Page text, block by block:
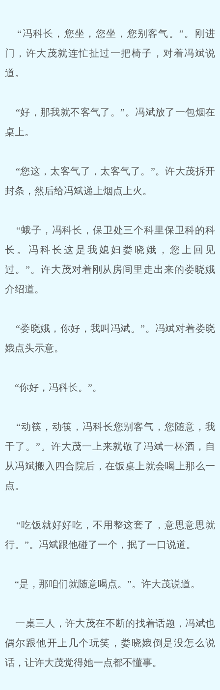
“冯科长，您坐，您坐，您别客气。”。刚进
门，许大茂就连忙扯过一把椅子，对着冯斌说
道。
“好，那我就不客气了。”。冯斌放了一包烟在
桌上。
“您这，太客气了，太客气了。”。许大茂拆开
封条，然后给冯斌递上烟点上火。
“蛾子，冯科长，保卫处三个科里保卫科的科
长。冯科长这是我媳妇娄晓娥，您上回见
过。”。许大茂对着刚从房间里走出来的娄晓娥
介绍道。
“娄晓娥，你好，我叫冯斌。”。冯斌对着娄晓
娥点头示意。
“你好，冯科长。”。
“动筷，动筷，冯科长您别客气，您随意，我
干了。”。许大茂一上来就敬了冯斌一杯酒，自
从冯斌搬入四合院后，在饭桌上就会喝上那么一
点。
“吃饭就好好吃，不用整这套了，意思意思就
行。”。冯斌跟他碰了一个，抿了一口说道。
“是，那咱们就随意喝点。”。许大茂说道。
一桌三人，许大茂在不断的找着话题，冯斌也
偶尔跟他开上几个玩笑，娄晓娥倒是没怎么说
话，让许大茂觉得她一点都不懂事。